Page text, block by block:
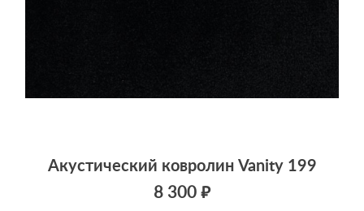
Акустический ковролин Vanity 199
8 300 ₽